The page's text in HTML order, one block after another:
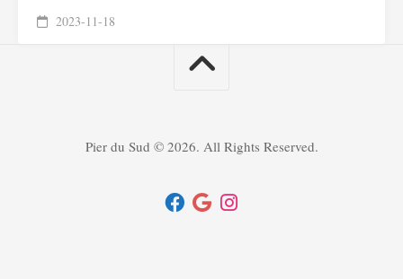
2023-11-18
Pier du Sud © 2026. All Rights Reserved.